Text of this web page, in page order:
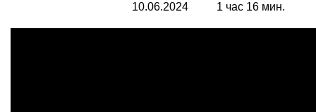
10.06.2024 1 час 16 мин.